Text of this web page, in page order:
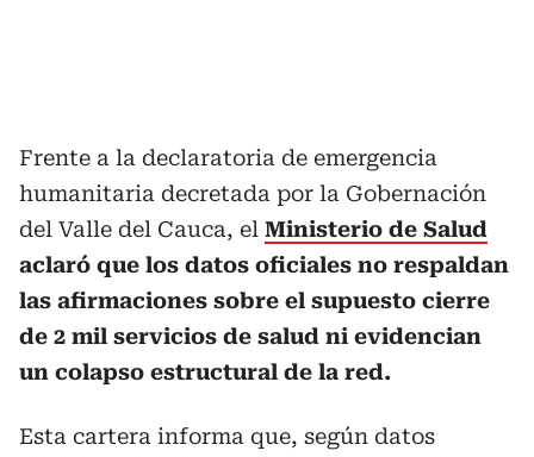
Frente a la declaratoria de emergencia
humanitaria decretada por la Gobernación
del Valle del Cauca, el Ministerio de Salud
aclaró que los datos oficiales no respaldan
las afirmaciones sobre el supuesto cierre
de 2 mil servicios de salud ni evidencian
un colapso estructural de la red.
Esta cartera informa que, según datos